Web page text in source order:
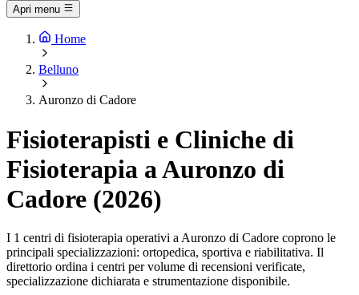
Apri menu
Home
Belluno
Auronzo di Cadore
Fisioterapisti e Cliniche di
Fisioterapia a Auronzo di
Cadore (2026)
I 1 centri di fisioterapia operativi a Auronzo di Cadore coprono le
principali specializzazioni: ortopedica, sportiva e riabilitativa. Il
direttorio ordina i centri per volume di recensioni verificate,
specializzazione dichiarata e strumentazione disponibile.